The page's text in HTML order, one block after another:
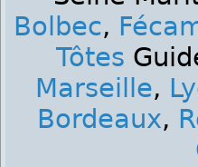
Bolbec,
Tôtes
Marseille,
Bordeaux,